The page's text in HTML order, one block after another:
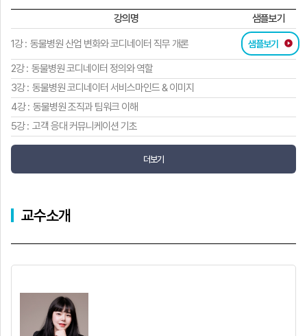
강의명 샘플보기
1강 : 동물병원 산업 변화와 코디네이터 직무 개론 샘플보기
2강 : 동물병원 코디네이터 정의와 역할
3강 : 동물병원 코디네이터 서비스마인드 & 이미지
4강 : 동물병원 조직과 팀워크 이해
5강 : 고객 응대 커뮤니케이션 기초
더보기
교수소개